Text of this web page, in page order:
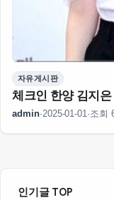
자유게시판
체크인 한양 김지
admin·2025-01-01·조회
인기글 TOP